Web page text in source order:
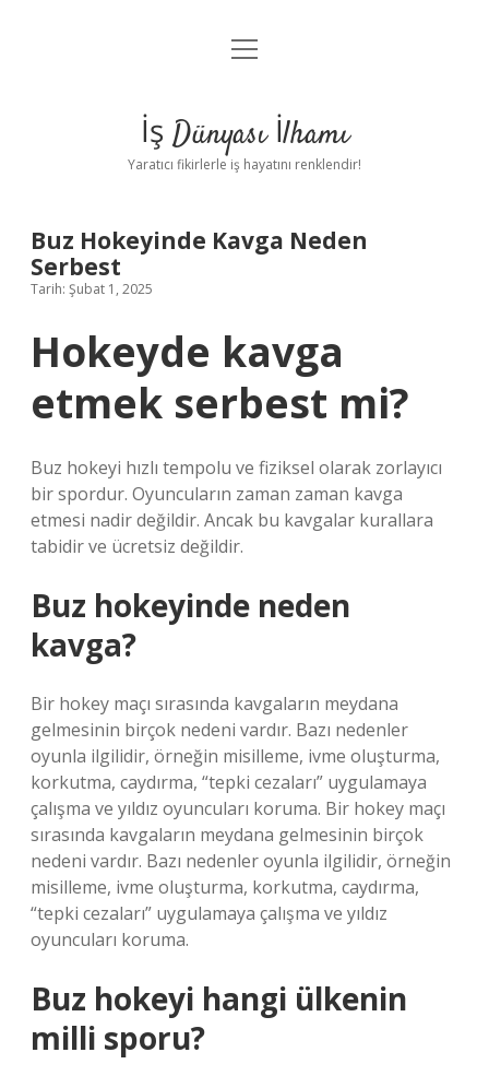
Anasayfa
Yasal Uyarı
menüyü
İş Dünyası İlhamı
Yaratıcı fikirlerle iş hayatını renklendir!
Buz Hokeyinde Kavga Neden
Serbest
Tarih: Şubat 1, 2025
Hokeyde kavga
etmek serbest mi?
Buz hokeyi hızlı tempolu ve fiziksel olarak zorlayıcı
bir spordur. Oyuncuların zaman zaman kavga
etmesi nadir değildir. Ancak bu kavgalar kurallara
tabidir ve ücretsiz değildir.
Buz hokeyinde neden
kavga?
Bir hokey maçı sırasında kavgaların meydana
gelmesinin birçok nedeni vardır. Bazı nedenler
oyunla ilgilidir, örneğin misilleme, ivme oluşturma,
korkutma, caydırma, “tepki cezaları” uygulamaya
çalışma ve yıldız oyuncuları koruma. Bir hokey maçı
sırasında kavgaların meydana gelmesinin birçok
nedeni vardır. Bazı nedenler oyunla ilgilidir, örneğin
misilleme, ivme oluşturma, korkutma, caydırma,
“tepki cezaları” uygulamaya çalışma ve yıldız
oyuncuları koruma.
Buz hokeyi hangi ülkenin
milli sporu?